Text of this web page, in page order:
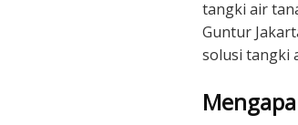
tangki air
Guntur
solusi tangki